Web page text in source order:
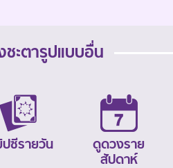
ะตารูปแบบอื่น
ปซีรายวัน
ดูดวงราย
สัปดาห์